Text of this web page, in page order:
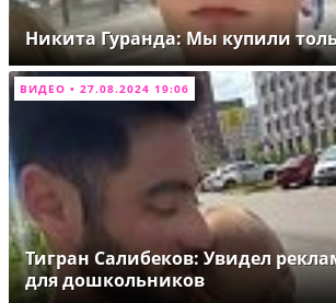
Никита Гуранда: Мы купили
ВИДЕО • 27.08.2024 19:06
Тигран Салибеков: Увидел
для дошкольников